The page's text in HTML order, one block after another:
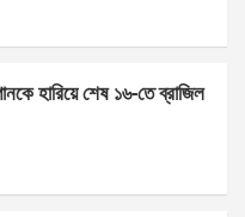
হারিয়ে শেষ ১৬-তে ব্রাজিল